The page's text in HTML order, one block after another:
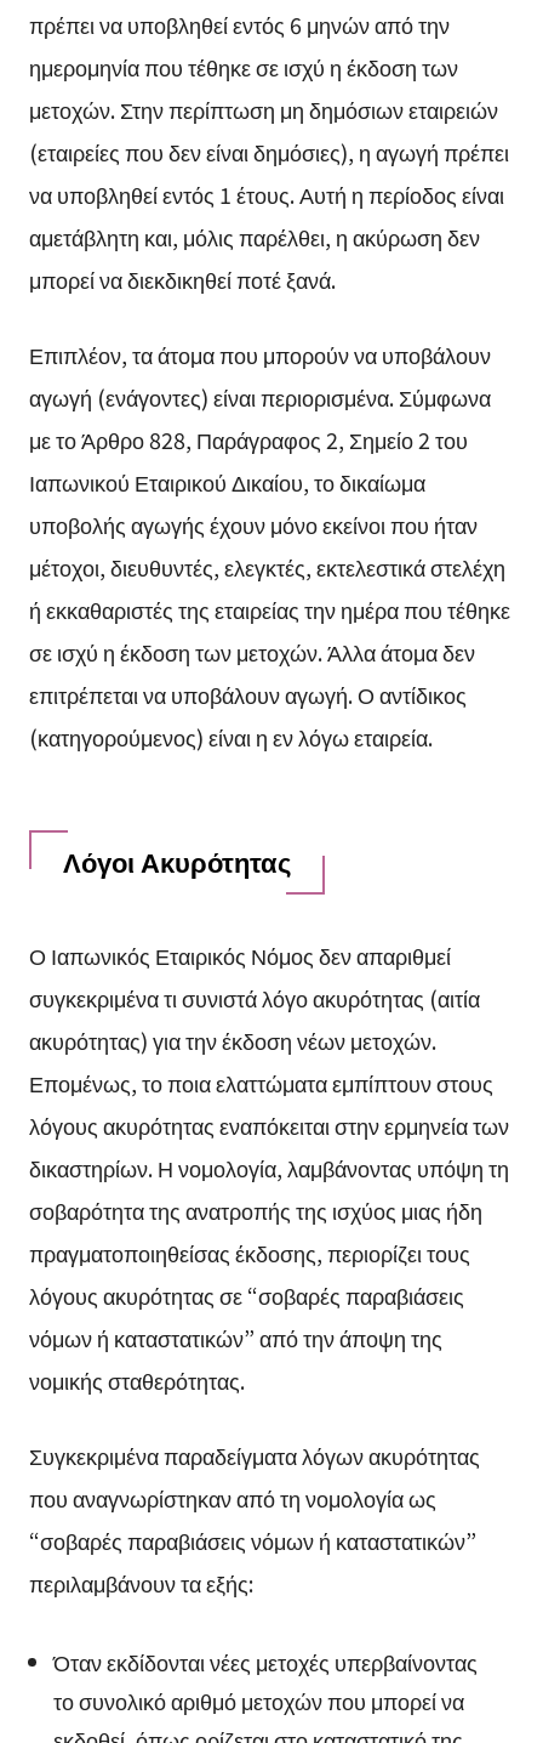
πρέπει να υποβληθεί εντός 6 μηνών από την
ημερομηνία που τέθηκε σε ισχύ η έκδοση των
μετοχών. Στην περίπτωση μη δημόσιων εταιρειών
(εταιρείες που δεν είναι δημόσιες), η αγωγή πρέπει
να υποβληθεί εντός 1 έτους. Αυτή η περίοδος είναι
αμετάβλητη και, μόλις παρέλθει, η ακύρωση δεν
μπορεί να διεκδικηθεί ποτέ ξανά.
Επιπλέον, τα άτομα που μπορούν να υποβάλουν
αγωγή (ενάγοντες) είναι περιορισμένα. Σύμφωνα
με το Άρθρο 828, Παράγραφος 2, Σημείο 2 του
Ιαπωνικού Εταιρικού Δικαίου, το δικαίωμα
υποβολής αγωγής έχουν μόνο εκείνοι που ήταν
μέτοχοι, διευθυντές, ελεγκτές, εκτελεστικά στελέχη
ή εκκαθαριστές της εταιρείας την ημέρα που τέθηκε
σε ισχύ η έκδοση των μετοχών. Άλλα άτομα δεν
επιτρέπεται να υποβάλουν αγωγή. Ο αντίδικος
(κατηγορούμενος) είναι η εν λόγω εταιρεία.
Λόγοι Ακυρότητας
Ο Ιαπωνικός Εταιρικός Νόμος δεν απαριθμεί
συγκεκριμένα τι συνιστά λόγο ακυρότητας (αιτία
ακυρότητας) για την έκδοση νέων μετοχών.
Επομένως, το ποια ελαττώματα εμπίπτουν στους
λόγους ακυρότητας εναπόκειται στην ερμηνεία των
δικαστηρίων. Η νομολογία, λαμβάνοντας υπόψη τη
σοβαρότητα της ανατροπής της ισχύος μιας ήδη
πραγματοποιηθείσας έκδοσης, περιορίζει τους
λόγους ακυρότητας σε “σοβαρές παραβιάσεις
νόμων ή καταστατικών” από την άποψη της
νομικής σταθερότητας.
Συγκεκριμένα παραδείγματα λόγων ακυρότητας
που αναγνωρίστηκαν από τη νομολογία ως
“σοβαρές παραβιάσεις νόμων ή καταστατικών”
περιλαμβάνουν τα εξής:
Όταν εκδίδονται νέες μετοχές υπερβαίνοντας
το συνολικό αριθμό μετοχών που μπορεί να